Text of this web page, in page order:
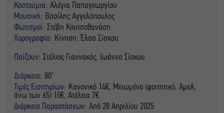
Κοστούμια: Αλέγια Παπαγεωργίου
Μουσική: Βασίλης Αγγελόπουλος
Φωτισμοί: Στέβη Κουτσοθανάση
Χορογραφία: Κίνηση: Έλσα Σίσκου
Παίζουν: Στέλιος Γιαννακός, Ιωάννα Σίσκου
Διάρκεια: 80’
Τιμές Εισιτηρίων: Κανονικό 14€, Μειωμένο (φοιτητικό, ΑμεΑ,
άνω των 65) 10€, Ατέλεια 7€
Διάρκεια Παραστάσεων: Από 28 Απριλίου 2025